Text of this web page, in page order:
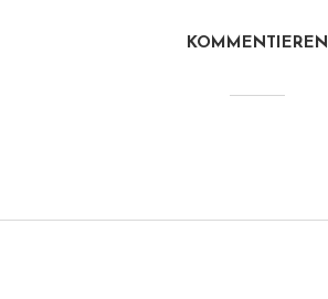
KOMMENTIEREN